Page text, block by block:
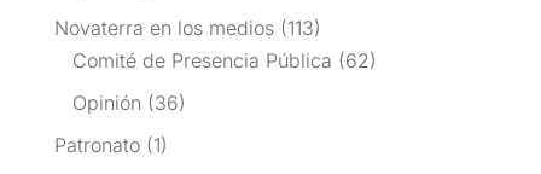
Novaterra en los medios(113)
Comité de Presencia Pública (62)
Opinión (36)
Patronato(1)